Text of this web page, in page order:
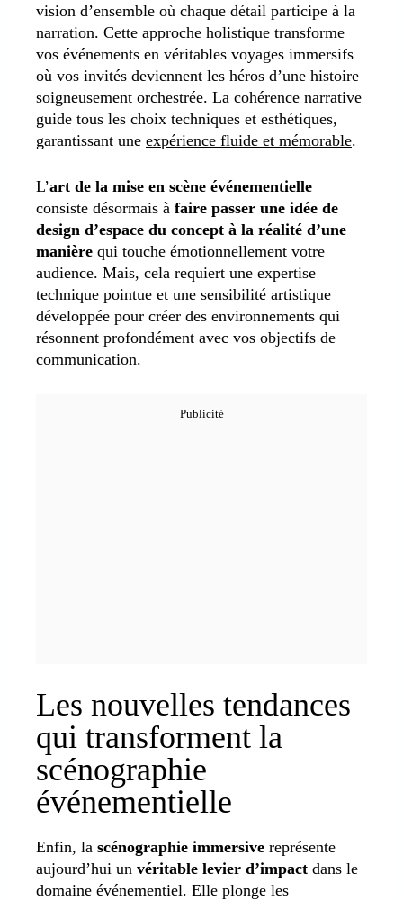
vision d’ensemble où chaque détail participe à la
narration. Cette approche holistique transforme
vos événements en véritables voyages immersifs
où vos invités deviennent les héros d’une histoire
soigneusement orchestrée. La cohérence narrative
guide tous les choix techniques et esthétiques,
garantissant une expérience fluide et mémorable.
L’art de la mise en scène événementielle
consiste désormais à faire passer une idée de
design d’espace du concept à la réalité d’une
manière qui touche émotionnellement votre
audience. Mais, cela requiert une expertise
technique pointue et une sensibilité artistique
développée pour créer des environnements qui
résonnent profondément avec vos objectifs de
communication.
Les nouvelles tendances
qui transforment la
scénographie
événementielle
Enfin, la scénographie immersive représente
aujourd’hui un véritable levier d’impact dans le
domaine événementiel. Elle plonge les